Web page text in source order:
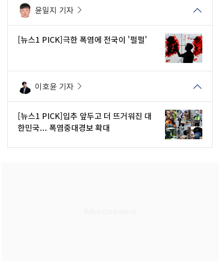
윤일지 기자
[뉴스1 PICK]극한 폭염에 전국이 '펄펄'
이호윤 기자
[뉴스1 PICK]입추 앞두고 더 뜨거워진 대
한민국... 폭염중대경보 확대